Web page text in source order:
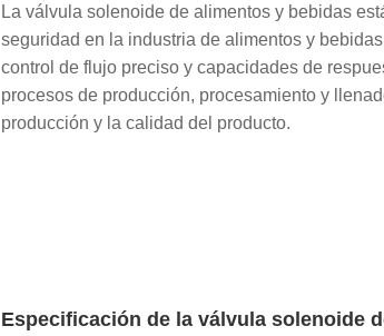
La válvula solenoide de alimentos y bebidas
seguridad en la industria de alimentos y
control de flujo preciso y capacidades de
procesos de producción, procesamiento y
producción y la calidad del producto.
Especificación de la válvula solenoide